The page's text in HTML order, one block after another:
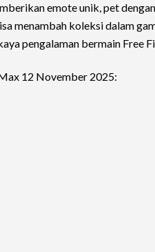
emote unik, pet
menambah koleksi dalam
pengalaman bermain Free
12 November 2025: